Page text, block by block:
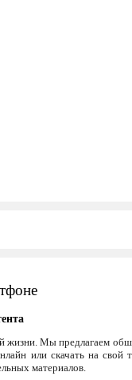
жизни. Мы предлагаем
или скачать на свой
материалов.